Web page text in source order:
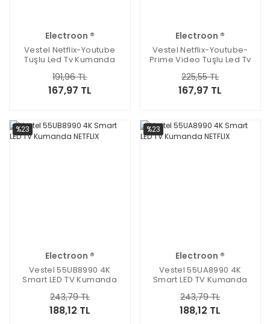
Electroon ®
Vestel Netflix-Youtube
Tuşlu Led Tv Kumanda
167,97 TL
191,96 TL
Electroon ®
Vestel Netflix-Youtube-
Prime Video Tuşlu Led Tv
30101765
167,97 TL
225,55 TL
%23
Electroon ®
Vestel 55UB8990 4K
Smart LED TV Kumanda
188,12 TL
243,79 TL
%23
Electroon ®
Vestel 55UA8990 4K
Smart LED TV Kumanda
188,12 TL
243,79 TL